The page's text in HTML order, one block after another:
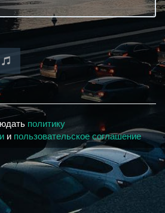
политику
и пользовательское соглашение